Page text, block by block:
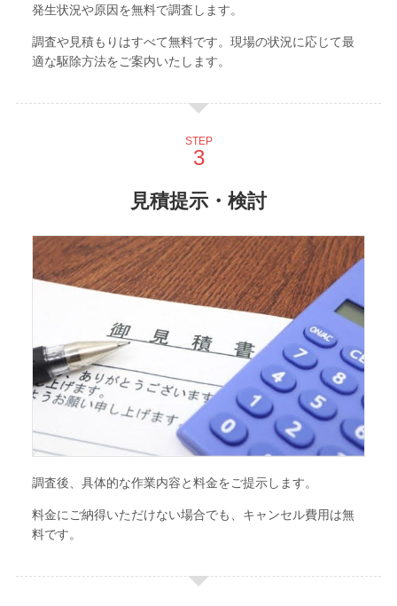
発生状況や原因を無料で調査します。
調査や見積もりはすべて無料です。現場の状況に応じて最
適な駆除方法をご案内いたします。
STEP
見積提示・検討
調査後、具体的な作業内容と料金をご提示します。
料金にご納得いただけない場合でも、キャンセル費用は無
料です。